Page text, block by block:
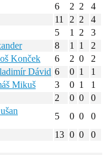
6 2 2
4
11 2 2
4
5 1 2
3
8 1 1
2
Konček 6 2 0
2
Dávid 6 0 1
1
Mikuš 3 0 1
1
2 0 0
0
5 0 0
0
13 0 0
0